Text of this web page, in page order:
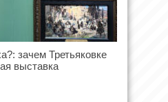
зачем Третьяковке
выставка